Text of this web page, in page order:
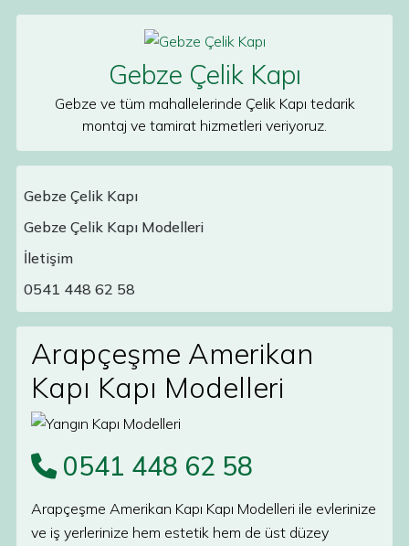
Gebze Çelik Kapı
Gebze ve tüm mahallelerinde Çelik Kapı tedarik
montaj ve tamirat hizmetleri veriyoruz.
Main Navigation
Gebze Çelik Kapı
Gebze Çelik Kapı Modelleri
İletişim
0541 448 62 58
Arapçeşme Amerikan
Kapı Kapı Modelleri
0541 448 62 58
Arapçeşme Amerikan Kapı Kapı Modelleri ile evlerinize
ve iş yerlerinize hem estetik hem de üst düzey